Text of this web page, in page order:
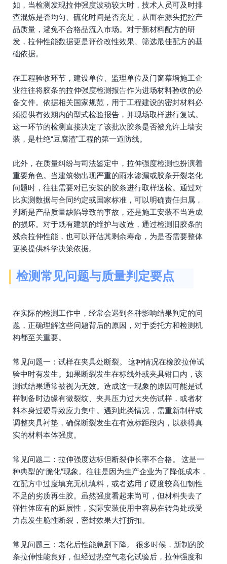
如，当检测发现拉伸强度波动较大时，技术人员可及时排
查混炼是否均匀、硫化时间是否充足，从而在源头把控产
品质量，避免不合格品流入市场。对于新材料配方的研
发，拉伸性能数据更是评价改性效果、筛选最佳配方的基
础依据。
在工程验收环节，建设单位、监理单位及门窗幕墙施工企
业往往将胶条的拉伸强度检测报告作为进场材料验收的必
备文件。依据相关国家规范，用于工程建设的密封材料必
须提供有效期内的型式检验报告，并现场取样进行复试。
这一环节的检测直接决定了该批次胶条是否被允许上墙安
装，是杜绝“豆腐渣”工程的第一道防线。
此外，在质量纠纷与司法鉴定中，拉伸强度检测也扮演着
重要角色。当建筑物出现严重的雨水渗漏或胶条开裂老化
问题时，往往需要对已安装的胶条进行取样送检。通过对
比实测数据与合同约定或国家标准，可以明确责任归属，
判断是产品质量缺陷导致的事故，还是施工安装不当造成
的损坏。对于既有建筑的维护与改造，通过检测旧胶条的
残余拉伸性能，也可以评估其剩余寿命，为是否需要整体
更换提供科学决策依据。
检测常见问题与质量判定要点
在实际的检测工作中，经常会遇到各种影响结果判定的问
题，正确理解这些问题背后的原因，对于委托方和检测机
构都至关重要。
常见问题一：试样在夹具处断裂。 这种情况在橡胶拉伸试
验中时有发生。如果断裂发生在标线外或夹具钳口内，该
测试结果通常被视为无效。造成这一现象的原因可能是试
样制备时边缘有微裂纹、夹具压力过大夹伤试样，或者材
料本身过硬导致应力集中。遇到此类情况，需重新制样或
调整夹具衬垫，确保断裂发生在有效标距段内，以获得真
实的材料本体强度。
常见问题二：拉伸强度达标但断裂伸长率不合格。 这是一
种典型的“脆化”现象。往往是因为生产企业为了降低成本，
在配方中过度填充无机填料，或者选用了硬度较高但韧性
不足的劣质再生胶。虽然强度看起来尚可，但材料失去了
弹性体应有的延展性，实际安装使用中容易在转角处或受
力点发生脆性断裂，密封效果大打折扣。
常见问题三：老化后性能急剧下降。 很多时候，新制的胶
条拉伸性能良好，但经过热空气老化试验后，拉伸强度和